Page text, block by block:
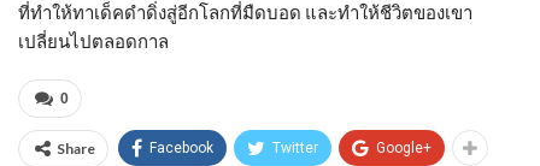
ที่ทำให้ทาเด็คดำดิ่งสู่อีกโลกที่มืดบอด และทำให้ชีวิตของเขา
เปลี่ยนไปตลอดกาล
0
Share Facebook Twitter Google+